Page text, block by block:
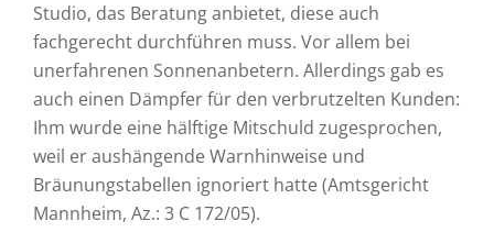
Studio, das Beratung anbietet, diese auch
fachgerecht durchführen muss. Vor allem bei
unerfahrenen Sonnenanbetern. Allerdings gab es
auch einen Dämpfer für den verbrutzelten Kunden:
Ihm wurde eine hälftige Mitschuld zugesprochen,
weil er aushängende Warnhinweise und
Bräunungstabellen ignoriert hatte (Amtsgericht
Mannheim, Az.: 3 C 172/05).